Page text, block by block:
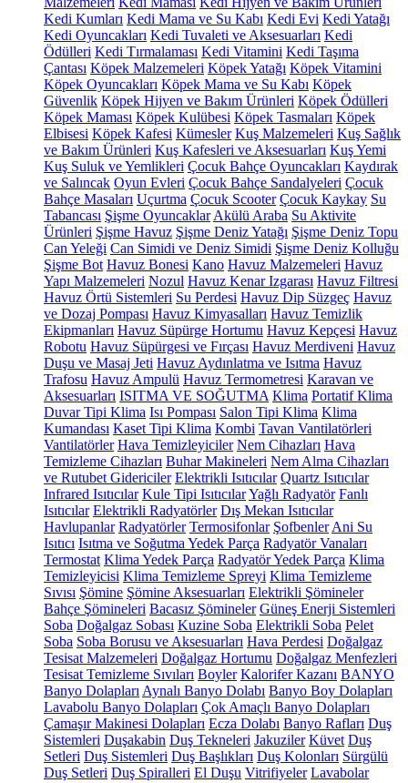
Kedi Kumları Kedi Mama ve Su Kabı Kedi Evi Kedi Yatağı
Kedi Oyuncakları Kedi Tuvaleti ve Aksesuarları Kedi
Ödülleri Kedi Tırmalaması Kedi Vitamini Kedi Taşıma
Çantası Köpek Malzemeleri Köpek Yatağı Köpek Vitamini
Köpek Oyuncakları Köpek Mama ve Su Kabı Köpek
Güvenlik Köpek Hijyen ve Bakım Ürünleri Köpek Ödülleri
Köpek Maması Köpek Kulübesi Köpek Tasmaları Köpek
Elbisesi Köpek Kafesi Kümesler Kuş Malzemeleri Kuş Sağlık
ve Bakım Ürünleri Kuş Kafesleri ve Aksesuarları Kuş Yemi
Kuş Suluk ve Yemlikleri Çocuk Bahçe Oyuncakları Kaydırak
ve Salıncak Oyun Evleri Çocuk Bahçe Sandalyeleri Çocuk
Bahçe Masaları Uçurtma Çocuk Scooter Çocuk Kaykay Su
Tabancası Şişme Oyuncaklar Akülü Araba Su Aktivite
Ürünleri Şişme Havuz Şişme Deniz Yatağı Şişme Deniz Topu
Can Yeleği Can Simidi ve Deniz Simidi Şişme Deniz Kolluğu
Şişme Bot Havuz Bonesi Kano Havuz Malzemeleri Havuz
Yapı Malzemeleri Nozul Havuz Kenar Izgarası Havuz Filtresi
Havuz Örtü Sistemleri Su Perdesi Havuz Dip Süzgeç Havuz
ve Dozaj Pompası Havuz Kimyasalları Havuz Temizlik
Ekipmanları Havuz Süpürge Hortumu Havuz Kepçesi Havuz
Robotu Havuz Süpürgesi ve Fırçası Havuz Merdiveni Havuz
Duşu ve Masaj Jeti Havuz Aydınlatma ve Isıtma Havuz
Trafosu Havuz Ampulü Havuz Termometresi Karavan ve
Aksesuarları ISITMA VE SOĞUTMA Klima Portatif Klima
Duvar Tipi Klima Isı Pompası Salon Tipi Klima Klima
Kumandası Kaset Tipi Klima Kombi Tavan Vantilatörleri
Vantilatörler Hava Temizleyiciler Nem Cihazları Hava
Temizleme Cihazları Buhar Makineleri Nem Alma Cihazları
ve Rutubet Gidericiler Elektrikli Isıtıcılar Quartz Isıtıcılar
Infrared Isıtıcılar Kule Tipi IsıtıcılarYağlı Radyatör Fanlı
Isıtıcılar Elektrikli Radyatörler Dış Mekan Isıtıcılar
Havlupanlar Radyatörler Termosifonlar Şofbenler Ani Su
Isıtıcı Isıtma ve Soğutma Yedek Parça Radyatör Vanaları
Termostat Klima Yedek Parça Radyatör Yedek Parça Klima
Temizleyicisi Klima Temizleme Spreyi Klima Temizleme
Sıvısı Şömine Şömine Aksesuarları Elektrikli Şömineler
Bahçe Şömineleri Bacasız Şömineler Güneş Enerji Sistemleri
Soba Doğalgaz Sobası Kuzine Soba Elektrikli Soba Pelet
Soba Soba Borusu ve Aksesuarları Hava Perdesi Doğalgaz
Tesisat Malzemeleri Doğalgaz Hortumu Doğalgaz Menfezleri
Tesisat Temizleme Sıvıları Boyler Kalorifer Kazanı BANYO
Banyo Dolapları Aynalı Banyo Dolabı Banyo Boy Dolapları
Lavabolu Banyo Dolapları Çok Amaçlı Banyo Dolapları
Çamaşır Makinesi Dolapları Ecza Dolabı Banyo Rafları Duş
Sistemleri Duşakabin Duş Tekneleri Jakuziler Küvet Duş
Setleri Duş Sistemleri Duş Başlıkları Duş Kolonları Sürgülü
Duş Setleri Duş Spiralleri El Duşu Vitrifiyeler Lavabolar